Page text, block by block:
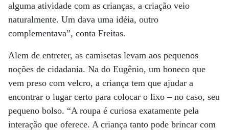
alguma atividade com as crianças, a criação veio
naturalmente. Um dava uma idéia, outro
complementava”, conta Freitas.
Alem de entreter, as camisetas levam aos pequenos
noções de cidadania. Na do Eugênio, um boneco que
vem preso com velcro, a criança tem que ajudar a
encontrar o lugar certo para colocar o lixo – no caso, seu
pequeno bolso. “A roupa é curiosa exatamente pela
interação que oferece. A criança tanto pode brincar com